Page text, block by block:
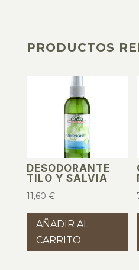
PRODUCTOS
DESODORANTE
TILO Y SALVIA
11,60 €
AÑADIR AL
CARRITO